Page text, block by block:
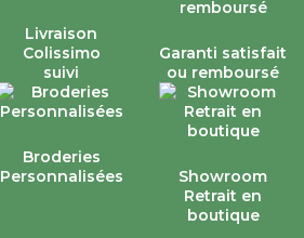
Livraison
Colissimo
suivi
Garanti satisfait
ou remboursé
Broderies
Personnalisées
Showroom
Retrait en
boutique